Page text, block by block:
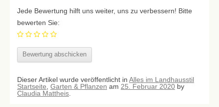
Jede Bewertung hilft uns weiter, uns zu verbessern! Bitte
bewerten Sie:
Dieser Artikel wurde veröffentlicht in Alles im Landhausstil
Startseite Garten & Pflanzen am 25. Februar 2020 by
Claudia Mattheis